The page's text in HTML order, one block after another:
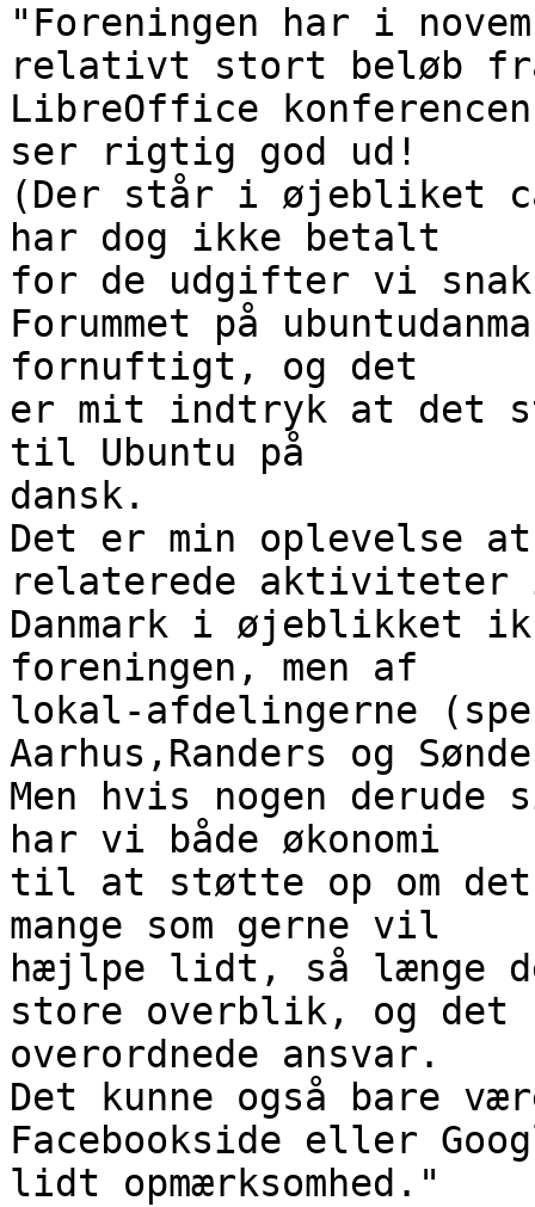
"Foreningen har i
relativt stort beløb
LibreOffice
ser rigtig god ud!
(Der står i øjebliket
har dog ikke betalt
for de udgifter vi
Forummet på
fornuftigt, og det
er mit indtryk at det
til Ubuntu på
dansk.
Det er min oplevelse
relaterede aktiviteter
Danmark i øjeblikket
foreningen, men af
lokal-afdelingerne
Aarhus,Randers og
Men hvis nogen derude
har vi både økonomi
til at støtte op om det,
mange som gerne vil
hæjlpe lidt, så længe
store overblik, og det
overordnede ansvar.
Det kunne også bare
Facebookside eller
lidt opmærksomhed."